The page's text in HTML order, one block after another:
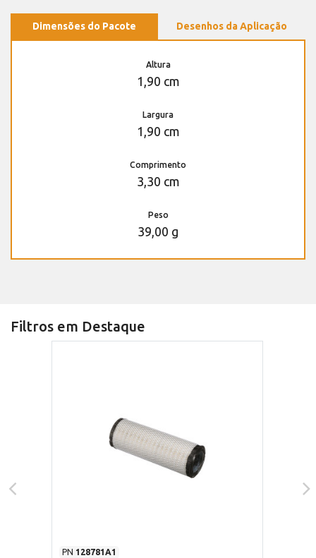
Dimensões do Pacote Desenhos da Aplicação
Altura
1,90 cm
Largura
1,90 cm
Comprimento
3,30 cm
Peso
39,00 g
Filtros em Destaque
PN 128781A1